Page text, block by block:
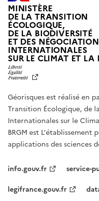
MINISTÈRE
DE LA TRANSITION
ÉCOLOGIQUE,
DE LA BIODIVERSITÉ
ET DES
INTERNATIONALES
SUR LE CLIMAT ET LA
Géorisques est réalisé en
Transition Écologique, de
Internationales sur le
BRGM est L'établissement
applications des sciences
info.gouv.fr
service-
legifrance.gouv.fr